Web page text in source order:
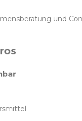
und